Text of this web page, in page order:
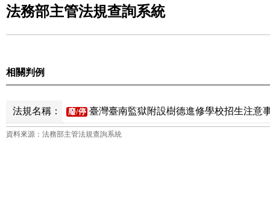
法務部主管法規查詢系統
相關判例
法規名稱： 廢/停 臺灣臺南監獄附設樹德進修學校招生注意
資料來源：法務部主管法規查詢系統